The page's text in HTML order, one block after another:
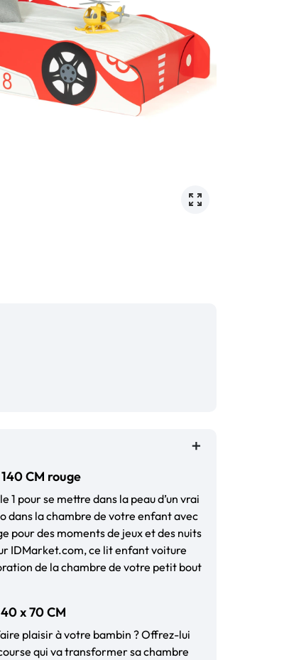
CM rouge
1 pour se mettre dans la peau d’un vrai
dans la chambre de votre enfant avec
pour des moments de jeux et des nuits
IDMarket.com, ce lit enfant voiture
de la chambre de votre petit bout
x 70 CM
plaisir à votre bambin ? Offrez-lui
qui va transformer sa chambre